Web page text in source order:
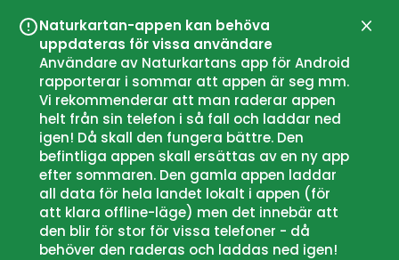
Naturkartan-appen kan behöva
uppdateras för vissa användare
Användare av Naturkartans app för Android
rapporterar i sommar att appen är seg mm.
Vi rekommenderar att man raderar appen
helt från sin telefon i så fall och laddar ned
igen! Då skall den fungera bättre. Den
befintliga appen skall ersättas av en ny app
efter sommaren. Den gamla appen laddar
all data för hela landet lokalt i appen (för
att klara offline-läge) men det innebär att
den blir för stor för vissa telefoner - då
behöver den raderas och laddas ned igen!